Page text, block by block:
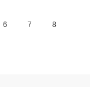
6 7 8